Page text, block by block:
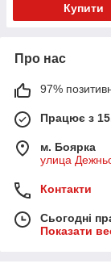
Купити
Про нас
97%
Працює з
м. Боярка
улица
Контакти
Сьогодні
Показати